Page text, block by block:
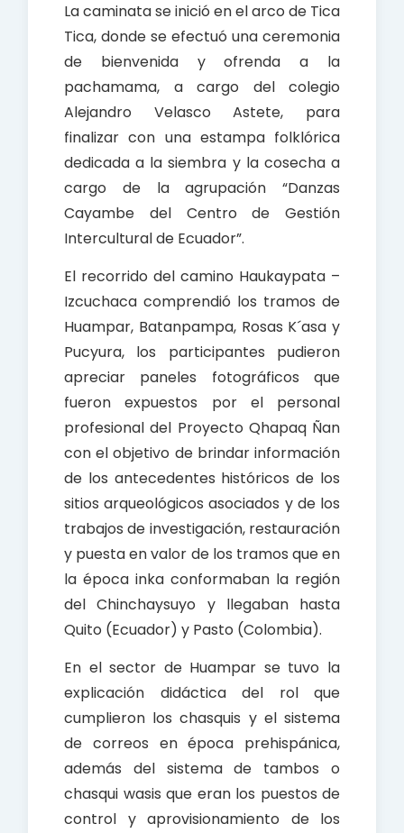
La caminata se inició en el arco de Tica
Tica, donde se efectuó una ceremonia
de bienvenida y ofrenda a la
pachamama, a cargo del colegio
Alejandro Velasco Astete, para
finalizar con una estampa folklórica
dedicada a la siembra y la cosecha a
cargo de la agrupación “Danzas
Cayambe del Centro de Gestión
Intercultural de Ecuador”.
El recorrido del camino Haukaypata –
Izcuchaca comprendió los tramos de
Huampar, Batanpampa, Rosas K´asa y
Pucyura, los participantes pudieron
apreciar paneles fotográficos que
fueron expuestos por el personal
profesional del Proyecto Qhapaq Ñan
con el objetivo de brindar información
de los antecedentes históricos de los
sitios arqueológicos asociados y de los
trabajos de investigación, restauración
y puesta en valor de los tramos que en
la época inka conformaban la región
del Chinchaysuyo y llegaban hasta
Quito (Ecuador) y Pasto (Colombia).
En el sector de Huampar se tuvo la
explicación didáctica del rol que
cumplieron los chasquis y el sistema
de correos en época prehispánica,
además del sistema de tambos o
chasqui wasis que eran los puestos de
control y aprovisionamiento de los